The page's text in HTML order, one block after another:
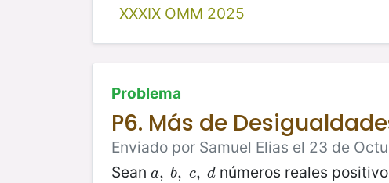
XXXIX OMM 2025
Problema
P6. Más de
Enviado por Samuel Elias el 23 de
Sean a, b, c, d
a, b, c, d números reales